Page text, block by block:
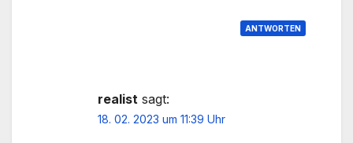
ANTWORTEN
realist sagt:
18. 02. 2023 um 11:39 Uhr